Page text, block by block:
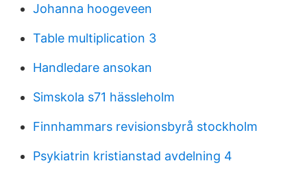
Johanna hoogeveen
Table multiplication 3
Handledare ansokan
Simskola s71 hässleholm
Finnhammars revisionsbyrå stockholm
Psykiatrin kristianstad avdelning 4